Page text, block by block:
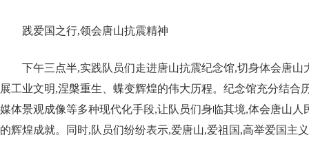
践爱国之行,领会唐山抗震精神
下午三点半,实践队员们走进唐山抗震纪念馆,切身体会唐山
展工业文明,涅槃重生、蝶变辉煌的伟大历程。纪念馆充分结合
媒体景观成像等多种现代化手段,让队员们身临其境,体会唐山人
的辉煌成就。同时,队员们纷纷表示,爱唐山,爱祖国,高举爱国主